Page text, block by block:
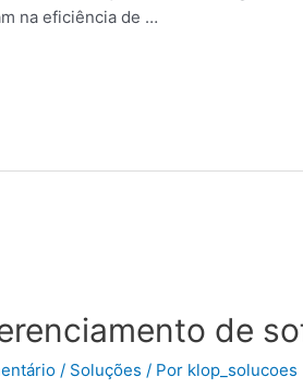
na eficiência de …
de
/ Soluções / Por klop_solucoes